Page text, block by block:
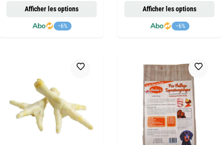
−6%
Afficher les options
−6%
Afficher les options